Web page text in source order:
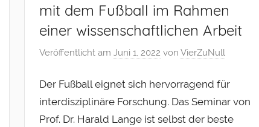
mit dem Fußball im Rahmen
einer wissenschaftlichen Arbeit
Veröffentlicht amJuni 1, 2022 vonVierZuNull
Der Fußball eignet sich hervorragend für
interdisziplinäre Forschung. Das Seminar von
Prof. Dr. Harald Lange ist selbst der beste